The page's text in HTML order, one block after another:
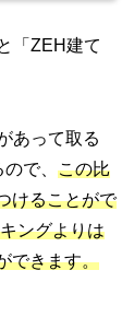
「ZEH建て
あって取る
で、 この比
けることがで
ングよりは
できます。